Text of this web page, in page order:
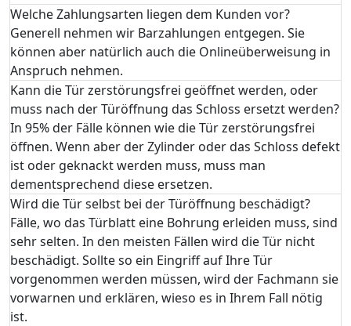
Welche Zahlungsarten liegen dem Kunden vor?
Generell nehmen wir Barzahlungen entgegen. Sie
können aber natürlich auch die Onlineüberweisung in
Anspruch nehmen.
Kann die Tür zerstörungsfrei geöffnet werden, oder
muss nach der Türöffnung das Schloss ersetzt werden?
In 95% der Fälle können wie die Tür zerstörungsfrei
öffnen. Wenn aber der Zylinder oder das Schloss defekt
ist oder geknackt werden muss, muss man
dementsprechend diese ersetzen.
Wird die Tür selbst bei der Türöffnung beschädigt?
Fälle, wo das Türblatt eine Bohrung erleiden muss, sind
sehr selten. In den meisten Fällen wird die Tür nicht
beschädigt. Sollte so ein Eingriff auf Ihre Tür
vorgenommen werden müssen, wird der Fachmann sie
vorwarnen und erklären, wieso es in Ihrem Fall nötig
ist.